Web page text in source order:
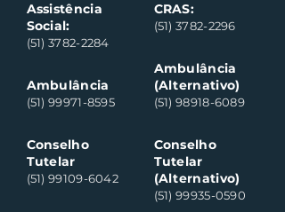
Assistência
Social:
(51) 3782-2284
Ambulância
(51) 99971-8595
Conselho
Tutelar
(51) 99109-6042
CRAS:
(51) 3782-2296
Ambulância
(Alternativo)
(51) 98918-6089
Conselho
Tutelar
(Alternativo)
(51) 99935-0590